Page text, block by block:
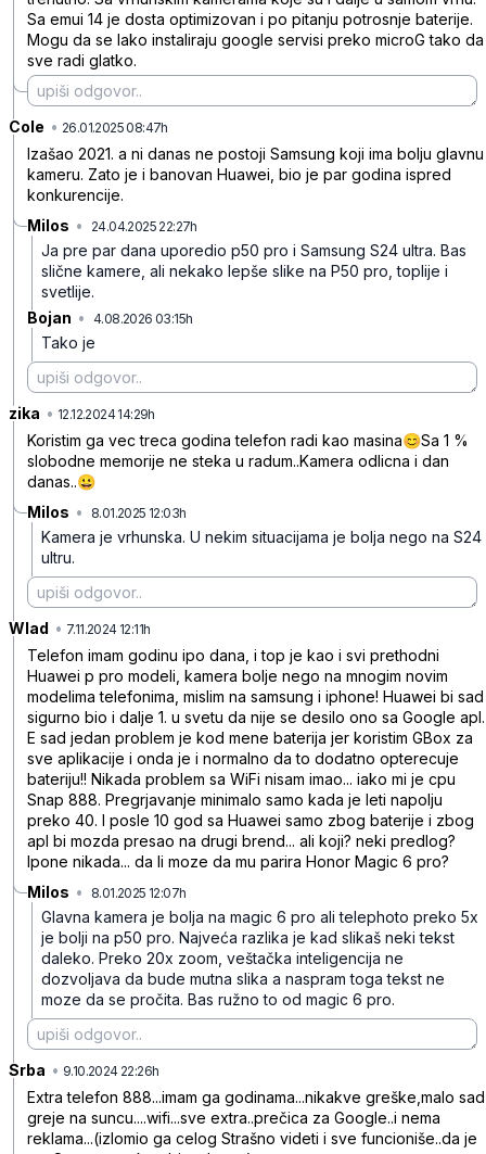
Sa emui 14 je dosta optimizovan i po pitanju potrosnje baterije.
Mogu da se lako instaliraju google servisi preko microG tako da
sve radi glatko.
Cole • 26.01.2025 08:47h
Izašao 2021. a ni danas ne postoji Samsung koji ima bolju glavnu
kameru. Zato je i banovan Huawei, bio je par godina ispred
konkurencije.
Milos • 24.04.2025 22:27h
Ja pre par dana uporedio p50 pro i Samsung S24 ultra. Bas
slične kamere, ali nekako lepše slike na P50 pro, toplije i
svetlije.
Bojan • 4.08.2026 03:15h
Tako je
zika • 12.12.2024 14:29h
Koristim ga vec treca godina telefon radi kao masina😊Sa 1 %
slobodne memorije ne steka u radum..Kamera odlicna i dan
danas..😀
Milos • 8.01.2025 12:03h
Kamera je vrhunska. U nekim situacijama je bolja nego na S24
ultru.
Wlad • 7.11.2024 12:11h
Telefon imam godinu ipo dana, i top je kao i svi prethodni
Huawei p pro modeli, kamera bolje nego na mnogim novim
modelima telefonima, mislim na samsung i iphone! Huawei bi sad
sigurno bio i dalje 1. u svetu da nije se desilo ono sa Google apl.
E sad jedan problem je kod mene baterija jer koristim GBox za
sve aplikacije i onda je i normalno da to dodatno opterecuje
bateriju!! Nikada problem sa WiFi nisam imao... iako mi je cpu
Snap 888. Pregrjavanje minimalo samo kada je leti napolju
preko 40. I posle 10 god sa Huawei samo zbog baterije i zbog
apl bi mozda presao na drugi brend... ali koji? neki predlog?
Ipone nikada... da li moze da mu parira Honor Magic 6 pro?
Milos • 8.01.2025 12:07h
Glavna kamera je bolja na magic 6 pro ali telephoto preko 5x
je bolji na p50 pro. Najveća razlika je kad slikaš neki tekst
daleko. Preko 20x zoom, veštačka inteligencija ne
dozvoljava da bude mutna slika a naspram toga tekst ne
moze da se pročita. Bas ružno to od magic 6 pro.
Srba • 9.10.2024 22:26h
Extra telefon 888...imam ga godinama...nikakve greške,malo sad
greje na suncu....wifi...sve extra..prečica za Google..i nema
reklama...(izlomio ga celog Strašno videti i sve funcioniše..da je